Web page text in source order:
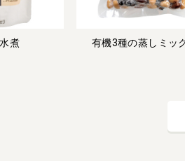
煮 有機3種の蒸しミッ